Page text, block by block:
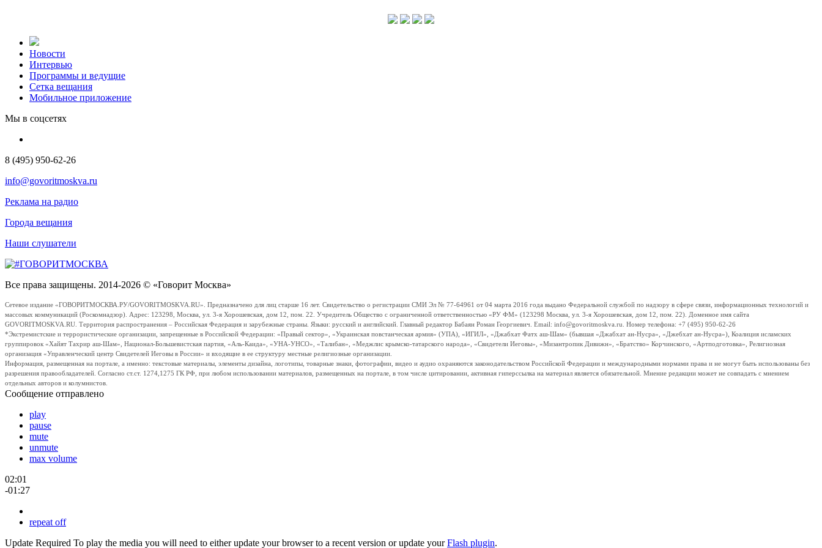
Новости
Интервью
Программы и ведущие
Сетка вещания
Мобильное приложение
Мы в соцсетях
8 (495) 950-62-26
info@govoritmoskva.ru
Реклама на радио
Города вещания
Наши слушатели
Все права защищены. 2014-2026 © «Говорит Москва»
Сетевое издание «ГОВОРИТМОСКВА.РУ/GOVORITMOSKVA.RU». Предназначено для лиц старше 16 лет. Свидетельство о регистрации СМИ Эл № 77-64961 от 04 марта 2016 года выдано Федеральной службой по надзору в сфере связи, информационных технологий и
массовых коммуникаций (Роскомнадзор). Адрес: 123298, Москва, ул. 3-я Хорошевская, дом 12, пом. 22. Учредитель Общество с ограниченной ответственностью «РУ ФМ» (123298 Москва, ул. 3-я Хорошевская, дом 12, пом. 22). Доменное имя сайта
GOVORITMOSKVA.RU. Территория распространения – Российская Федерация и зарубежные страны. Языки: русский и английский. Главный редактор Бабаян Роман Георгиевич. Email: info@govoritmoskva.ru. Номер телефона: +7 (495) 950-62-26
*Экстремистские и террористические организации, запрещенные в Российской Федерации: «Правый сектор», «Украинская повстанческая армия» (УПА), «ИГИЛ», «Джабхат Фатх аш-Шам» (бывшая «Джабхат ан-Нусра», «Джебхат ан-Нусра»), Коалиция исламских
группировок «Хайят Тахрир аш-Шам», Национал-Большевистская партия, «Аль-Каида», «УНА-УНСО», «Талибан», «Меджлис крымско-татарского народа», «Свидетели Иеговы», «Мизантропик Дивижн», «Братство» Корчинского, «Артподготовка», Религиозная
организация «Управленческий центр Свидетелей Иеговы в России» и входящие в ее структуру местные религиозные организации.
Информация, размещенная на портале, а именно: текстовые материалы, элементы дизайна, логотипы, товарные знаки, фотографии, видео и аудио охраняются законодательством Российской Федерации и международными нормами права и не могут быть использованы без
разрешения правообладателей. Согласно ст.ст. 1274,1275 ГК РФ, при любом использовании материалов, размещенных на портале, в том числе цитировании, активная гиперссылка на материал является обязательной. Мнение редакции может не совпадать с мнением
отдельных авторов и колумнистов.
Сообщение отправлено
play
pause
mute
unmute
max volume
02:01
-01:27
repeat off
Update Required To play the media you will need to either update your browser to a recent version or update yourFlash plugin.